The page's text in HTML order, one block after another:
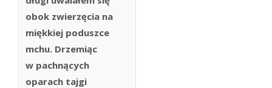
obok zwierzęcia na
miękkiej poduszce
mchu. Drzemiąc
w pachnących
oparach tajgi